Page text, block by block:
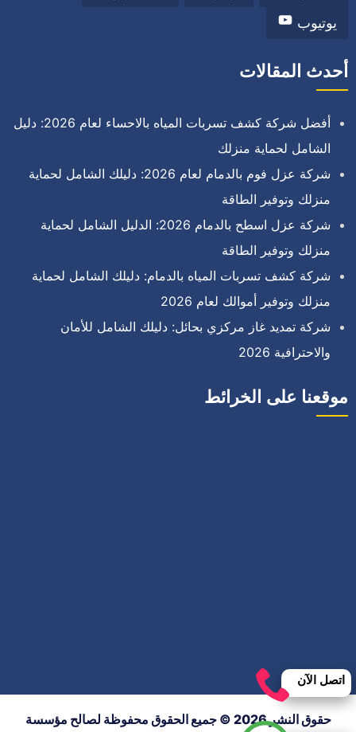
يوتيوب
أحدث المقالات
أفضل شركة كشف تسربات المياه بالاحساء لعام 2026: دليل
الشامل لحماية منزلك
شركة عزل فوم بالدمام لعام 2026: دليلك الشامل لحماية
منزلك وتوفير الطاقة
شركة عزل اسطح بالدمام 2026: الدليل الشامل لحماية
منزلك وتوفير الطاقة
شركة كشف تسربات المياه بالدمام: دليلك الشامل لحماية
منزلك وتوفير أموالك لعام 2026
شركة تمديد غاز مركزي بحائل: دليلك الشامل للأمان
والاحترافية 2026
موقعنا على الخرائط
حقوق النشر 2026 © جميع الحقوق محفوظة لصالح مؤسسة
اتصل الآن